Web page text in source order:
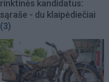
rinktinės kandidatus:
sąraše - du klaipėdiečiai
(3)